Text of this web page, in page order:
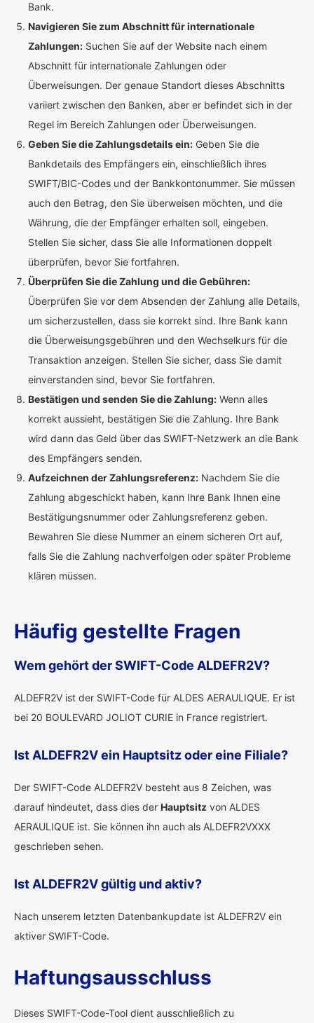
Bank.
Navigieren Sie zum Abschnitt für internationale
Zahlungen: Suchen Sie auf der Website nach einem
Abschnitt für internationale Zahlungen oder
Überweisungen. Der genaue Standort dieses Abschnitts
variiert zwischen den Banken, aber er befindet sich in der
Regel im Bereich Zahlungen oder Überweisungen.
Geben Sie die Zahlungsdetails ein: Geben Sie die
Bankdetails des Empfängers ein, einschließlich ihres
SWIFT/BIC-Codes und der Bankkontonummer. Sie müssen
auch den Betrag, den Sie überweisen möchten, und die
Währung, die der Empfänger erhalten soll, eingeben.
Stellen Sie sicher, dass Sie alle Informationen doppelt
überprüfen, bevor Sie fortfahren.
Überprüfen Sie die Zahlung und die Gebühren:
Überprüfen Sie vor dem Absenden der Zahlung alle Details,
um sicherzustellen, dass sie korrekt sind. Ihre Bank kann
die Überweisungsgebühren und den Wechselkurs für die
Transaktion anzeigen. Stellen Sie sicher, dass Sie damit
einverstanden sind, bevor Sie fortfahren.
Bestätigen und senden Sie die Zahlung: Wenn alles
korrekt aussieht, bestätigen Sie die Zahlung. Ihre Bank
wird dann das Geld über das SWIFT-Netzwerk an die Bank
des Empfängers senden.
Aufzeichnen der Zahlungsreferenz: Nachdem Sie die
Zahlung abgeschickt haben, kann Ihre Bank Ihnen eine
Bestätigungsnummer oder Zahlungsreferenz geben.
Bewahren Sie diese Nummer an einem sicheren Ort auf,
falls Sie die Zahlung nachverfolgen oder später Probleme
klären müssen.
Häufig gestellte Fragen
Wem gehört der SWIFT-Code ALDEFR2V?
ALDEFR2V ist der SWIFT-Code für ALDES AERAULIQUE. Er ist
bei 20 BOULEVARD JOLIOT CURIE in France registriert.
Ist ALDEFR2V ein Hauptsitz oder eine Filiale?
Der SWIFT-Code ALDEFR2V besteht aus 8 Zeichen, was
darauf hindeutet, dass dies der Hauptsitz von ALDES
AERAULIQUE ist. Sie können ihn auch als ALDEFR2VXXX
geschrieben sehen.
Ist ALDEFR2V gültig und aktiv?
Nach unserem letzten Datenbankupdate ist ALDEFR2V ein
aktiver SWIFT-Code.
Haftungsausschluss
Dieses SWIFT-Code-Tool dient ausschließlich zu